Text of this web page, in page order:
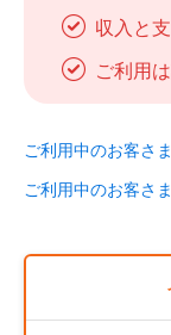
収入と
ご利用
ご利用中のお客さ
ご利用中のお客さ